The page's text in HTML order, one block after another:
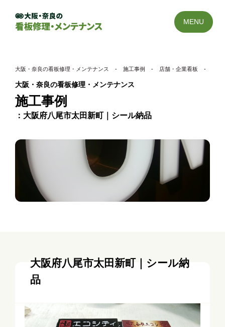
MENU
大阪・奈良の看板修理・メンテナンス - 施工事例 - 店舗・企業看板 -
大阪・奈良の看板修理・メンテナンス
施工事例
大阪府八尾市太田新町｜シール納品
大阪府八尾市太田新町｜シール納
品